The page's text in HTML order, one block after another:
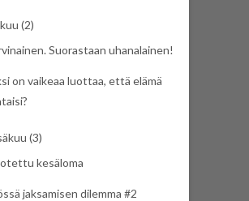
(2)
Suorastaan uhanalainen!
on vaikeaa luottaa, että elämä
(3)
kesäloma
jaksamisen dilemma #2